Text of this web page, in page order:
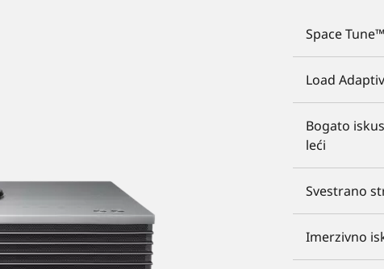
Space
Load
Bogato
leći
Svestrano
Imerzivno